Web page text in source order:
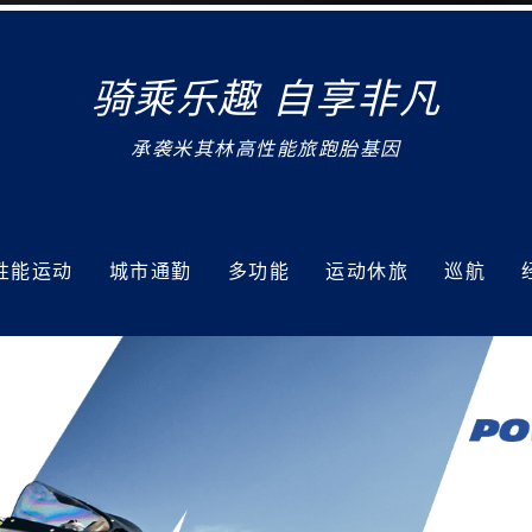
骑乘乐趣 自享非凡
承袭米其林高性能旅跑胎基因
能运动 城市通勤 多功能 运动休旅 巡航